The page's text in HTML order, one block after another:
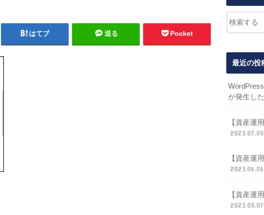
はてブ 送る Pocket
最近の投
が発生し
【資産運
2023.07.05
【資産運
2023.06.06
【資産運
2023.05.07